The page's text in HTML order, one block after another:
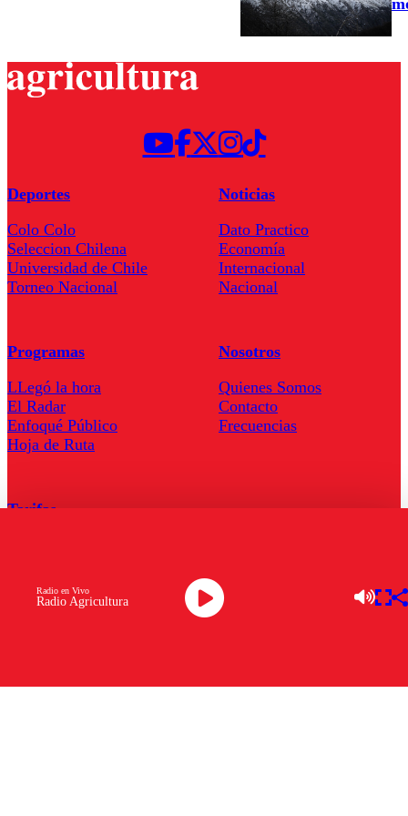
Radio Agricultura
Radio en Vivo
Deportes
Colo Colo
Seleccion Chilena
Universidad de Chile
Torneo Nacional
Noticias
Dato Practico
Economía
Internacional
Nacional
Programas
LLegó la hora
El Radar
Enfoqué Público
Hoja de Ruta
Nosotros
Quienes Somos
Contacto
Frecuencias
Tarifas
Descarga la APP